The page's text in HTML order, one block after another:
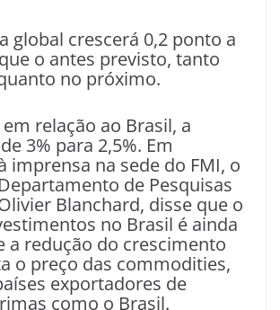
global crescerá 0,2 ponto a
o antes previsto, tanto
no próximo.
relação ao Brasil, a
3% para 2,5%. Em
imprensa na sede do FMI, o
de Pesquisas
Blanchard, disse que o
no Brasil é ainda
a redução do crescimento
o preço das commodities,
exportadores de
como o Brasil.